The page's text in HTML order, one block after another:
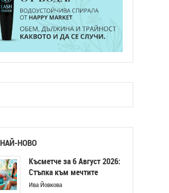
НАЙ-НОВО
Късметче за 6 Август 2026:
Стъпка към мечтите
Ива Йовкова